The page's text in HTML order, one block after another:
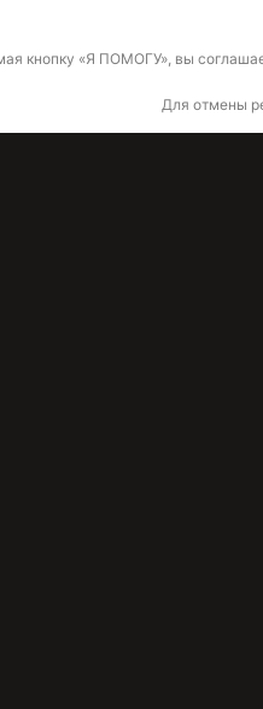
кнопку «Я ПОМОГУ», вы
Для отмены